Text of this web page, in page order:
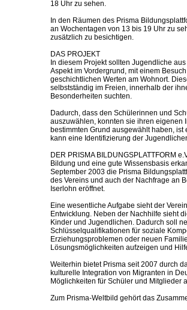
18 Uhr zu sehen.
In den Räumen des Prisma
an Wochentagen von 13 bis 19 Uhr zu
zusätzlich zu besichtigen.
DAS PROJEKT
In diesem Projekt sollten Jugendliche
Aspekt im Vordergrund, mit einem
geschichtlichen Werten am Wohnort.
selbstständig im Freien, innerhalb der
Besonderheiten suchten.
Dadurch, dass den Schülerinnen und
auszuwählen, konnten sie ihren eigenen
bestimmten Grund ausgewählt haben,
kann eine Identifizierung der
DER PRISMA BILDUNGSPLATTFORM
Bildung und eine gute Wissensbasis
September 2003 die Prisma
des Vereins und auch der Nachfrage an
Iserlohn eröffnet.
Eine wesentliche Aufgabe sieht der
Entwicklung. Neben der Nachhilfe sieht
Kinder und Jugendlichen. Dadurch soll
Schlüsselqualifikationen für soziale
Erziehungsproblemen oder neuen
Lösungsmöglichkeiten aufzeigen und
Weiterhin bietet Prisma seit 2007 durch
kulturelle Integration von Migranten in
Möglichkeiten für Schüler und Mitglieder
Zum Prisma-Weltbild gehört das